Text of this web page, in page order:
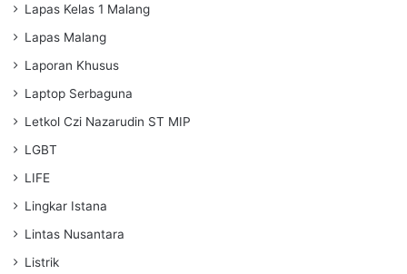
Lapas Kelas 1 Malang
Lapas Malang
Laporan Khusus
Laptop Serbaguna
Letkol Czi Nazarudin ST MIP
LGBT
LIFE
Lingkar Istana
Lintas Nusantara
Listrik